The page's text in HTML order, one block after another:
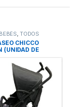
, TODOS
CHICCO
(UNIDAD DE
– SIN
ORIGINAL)